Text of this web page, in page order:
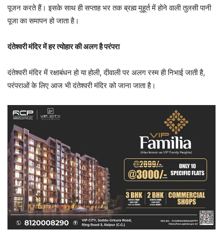
पूजन करते हैं। इसके साथ ही सप्ताह भर तक ब्रह्म मुहूर्त में होने वाली तुलसी पानी
पूजा का समापन हो जाता है।
दंतेश्वरी मंदिर में हर त्योहार की अलग है परंपरा
दंतेश्वरी मंदिर में रक्षाबंधन हो या होली, दीवाली पर अलग रस्म ही निभाई जाती है,
परंपराओं के लिए आज भी दंतेश्वरी मंदिर को जाना जाता है।